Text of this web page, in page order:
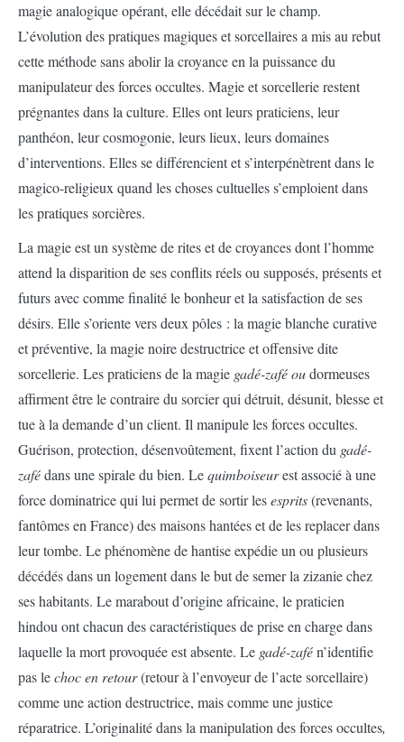
magie analogique opérant, elle décédait sur le champ.
L’évolution des pratiques magiques et sorcellaires a mis au rebut
cette méthode sans abolir la croyance en la puissance du
manipulateur des forces occultes. Magie et sorcellerie restent
prégnantes dans la culture. Elles ont leurs praticiens, leur
panthéon, leur cosmogonie, leurs lieux, leurs domaines
d’interventions. Elles se différencient et s’interpénètrent dans le
magico-religieux quand les choses cultuelles s’emploient dans
les pratiques sorcières.
La magie est un système de rites et de croyances dont l’homme
attend la disparition de ses conflits réels ou supposés, présents et
futurs avec comme finalité le bonheur et la satisfaction de ses
désirs. Elle s’oriente vers deux pôles : la magie blanche curative
et préventive, la magie noire destructrice et offensive dite
sorcellerie. Les praticiens de la magie gadé-zafé oudormeuses
affirment être le contraire du sorcier qui détruit, désunit, blesse et
tue à la demande d’un client. Il manipule les forces occultes.
Guérison, protection, désenvoûtement, fixent l’action du gadé-
zafédans une spirale du bien. Lequimboiseurest associé à une
force dominatrice qui lui permet de sortir lesesprits(revenants,
fantômes en France) des maisons hantées et de les replacer dans
leur tombe. Le phénomène de hantise expédie un ou plusieurs
décédés dans un logement dans le but de semer la zizanie chez
ses habitants. Le marabout d’origine africaine, le praticien
hindou ont chacun des caractéristiques de prise en charge dans
laquelle la mort provoquée est absente. Le gadé-zafén’identifie
pas lechoc en retour(retour à l’envoyeur de l’acte sorcellaire)
comme une action destructrice, mais comme une justice
réparatrice. L’originalité dans la manipulation des forces occultes,